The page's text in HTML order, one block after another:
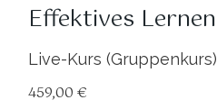
Effektives Lernen
Live-Kurs (Gruppenkurs)
459,00€